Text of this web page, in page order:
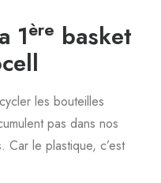
1ère basket
les bouteilles
pas dans nos
Car le plastique, c’est